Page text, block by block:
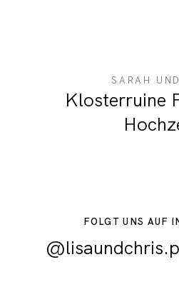
SARAH
Klosterruine
FOLGT UNS AUF